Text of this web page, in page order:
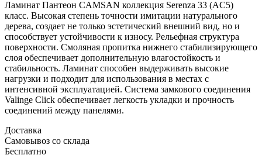
Ламинат Пантеон CAMSAN коллекция Serenza 33 (AC5)
класс. Высокая степень точности имитации натурального
дерева, создает не только эстетический внешний вид, но и
способствует устойчивости к износу. Рельефная структура
поверхности. Смоляная пропитка нижнего стабилизирующего
слоя обеспечивает дополнительную влагостойкость и
стабильность. Ламинат способен выдерживать высокие
нагрузки и подходит для использования в местах с
интенсивной эксплуатацией. Система замкового соединения
Valinge Click обеспечивает легкость укладки и прочность
соединений между панелями.
Доставка
Самовывоз со склада
Бесплатно